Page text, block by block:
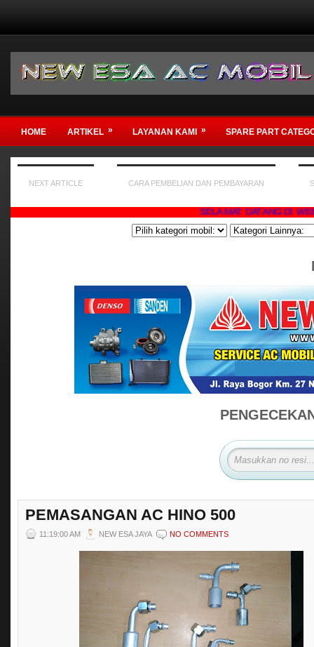
HOME ARTIKEL » LAYANAN KAMI » SPARE PART
NEXT ARTICLE CARA PEMBELIAN DAN PEMBAYARAN
SELAMAT DATANG DI WEBSITE
PEMASANGAN AC HINO 500
11:19:00 AM NEW ESA JAYA NO COMMENTS